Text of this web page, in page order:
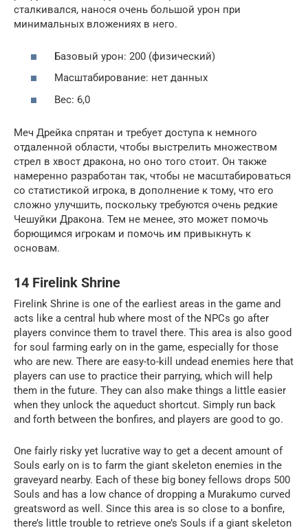
сталкивался, нанося очень большой урон при
минимальных вложениях в него.
Базовый урон: 200 (физический)
Масштабирование: нет данных
Вес: 6,0
Меч Дрейка спрятан и требует доступа к немного
отдаленной области, чтобы выстрелить множеством
стрел в хвост дракона, но оно того стоит. Он также
намеренно разработан так, чтобы не масштабироваться
со статистикой игрока, в дополнение к тому, что его
сложно улучшить, поскольку требуются очень редкие
Чешуйки Дракона. Тем не менее, это может помочь
борющимся игрокам и помочь им привыкнуть к
основам.
14 Firelink Shrine
Firelink Shrine is one of the earliest areas in the game and
acts like a central hub where most of the NPCs go after
players convince them to travel there. This area is also good
for soul farming early on in the game, especially for those
who are new. There are easy-to-kill undead enemies here that
players can use to practice their parrying, which will help
them in the future. They can also make things a little easier
when they unlock the aqueduct shortcut. Simply run back
and forth between the bonfires, and players are good to go.
One fairly risky yet lucrative way to get a decent amount of
Souls early on is to farm the giant skeleton enemies in the
graveyard nearby. Each of these big boney fellows drops 500
Souls and has a low chance of dropping a Murakumo curved
greatsword as well. Since this area is so close to a bonfire,
there’s little trouble to retrieve one’s Souls if a giant skeleton